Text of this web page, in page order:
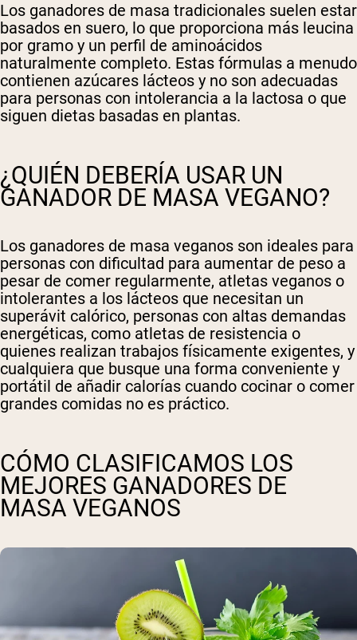
Los ganadores de masa tradicionales suelen estar
basados en suero, lo que proporciona más leucina
por gramo y un perfil de aminoácidos
naturalmente completo. Estas fórmulas a menudo
contienen azúcares lácteos y no son adecuadas
para personas con intolerancia a la lactosa o que
siguen dietas basadas en plantas.
¿QUIÉN DEBERÍA USAR UN
GANADOR DE MASA VEGANO?
Los ganadores de masa veganos son ideales para
personas con dificultad para aumentar de peso a
pesar de comer regularmente, atletas veganos o
intolerantes a los lácteos que necesitan un
superávit calórico, personas con altas demandas
energéticas, como atletas de resistencia o
quienes realizan trabajos físicamente exigentes, y
cualquiera que busque una forma conveniente y
portátil de añadir calorías cuando cocinar o comer
grandes comidas no es práctico.
CÓMO CLASIFICAMOS LOS
MEJORES GANADORES DE
MASA VEGANOS